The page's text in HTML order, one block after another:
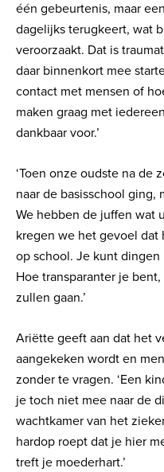
één gebeurtenis, maar
dagelijks terugkeert, wat
veroorzaakt. Dat is
daar binnenkort mee
contact met mensen of
maken graag met
dankbaar voor.’
‘Toen onze oudste na de
naar de basisschool ging,
We hebben de juffen wat
kregen we het gevoel dat
op school. Je kunt dingen
Hoe transparanter je
zullen gaan.’
Ariëtte geeft aan dat het
aangekeken wordt en
zonder te vragen. ‘Een
je toch niet mee naar de
wachtkamer van het
hardop roept dat je hier
treft je moederhart.’